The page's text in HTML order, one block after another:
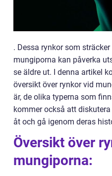
. Dessa rynkor som
mungiporna kan påverka
se äldre ut. I denna artikel
översikt över rynkor vid
är, de olika typerna som
kommer också att
åt och gå igenom deras
Översikt över
mungiporna: